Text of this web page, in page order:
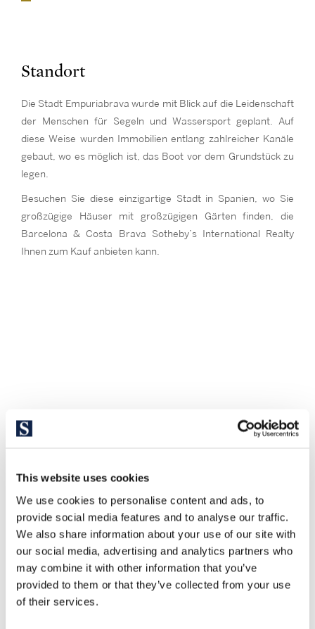
This website uses cookies
We use cookies to personalise content and ads, to
provide social media features and to analyse our traffic.
We also share information about your use of our site with
our social media, advertising and analytics partners who
may combine it with other information that you’ve
provided to them or that they’ve collected from your use
of their services.
Standort
Die Stadt Empuriabrava wurde mit Blick auf die Leidenschaft
der Menschen für Segeln und Wassersport geplant. Auf
diese Weise wurden Immobilien entlang zahlreicher Kanäle
gebaut, wo es möglich ist, das Boot vor dem Grundstück zu
legen.
Besuchen Sie diese einzigartige Stadt in Spanien, wo Sie
großzügige Häuser mit großzügigen Gärten finden, die
Barcelona & Costa Brava Sotheby’s International Realty
Ihnen zum Kauf anbieten kann.